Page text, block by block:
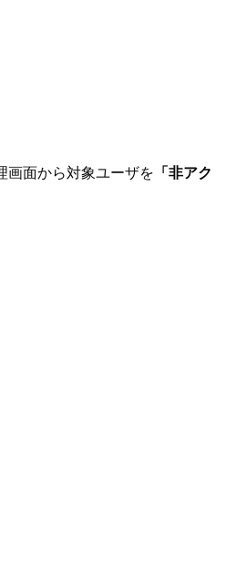
画面から対象ユーザを 「非アク